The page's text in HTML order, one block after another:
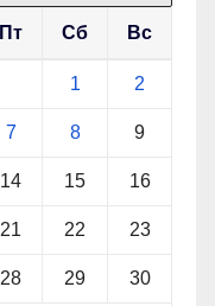
Пт Сб Вс
1 2
7 8 9
14 15 16
21 22 23
28 29 30